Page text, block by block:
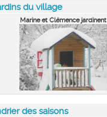
du village
Marine et Clémence jardinent
des saisons